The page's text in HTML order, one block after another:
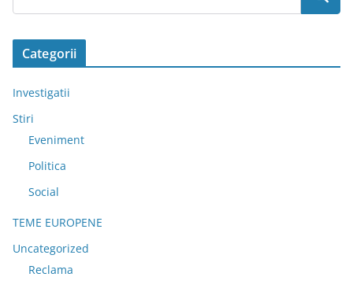
Categorii
Investigatii
Stiri
Eveniment
Politica
Social
TEME EUROPENE
Uncategorized
Reclama